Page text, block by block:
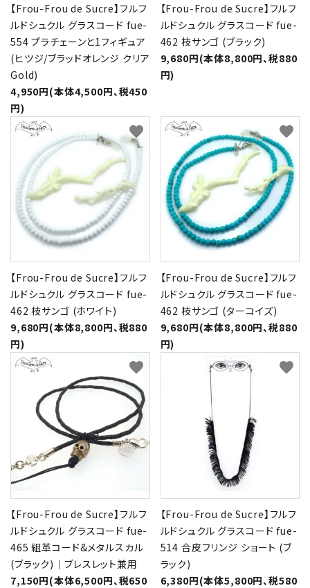
【Frou-Frou de Sucre】フルフ
ルドシュクル グラスコード fue-
554 プラチェーンと1フィギュア
(ヒツジ/ブラッドオレンジ クリア
Gold)
4,950円(本体4,500円、税450
円)
【Frou-Frou de Sucre】フルフ
ルドシュクル グラスコード fue-
462 枝サンゴ (ブラック)
9,680円(本体8,800円、税880
円)
【Frou-Frou de Sucre】フルフ
ルドシュクル グラスコード fue-
462 枝サンゴ (ホワイト)
9,680円(本体8,800円、税880
円)
favorite
【Frou-Frou de Sucre】フルフ
ルドシュクル グラスコード fue-
462 枝サンゴ (ターコイズ)
9,680円(本体8,800円、税880
円)
favorite
【Frou-Frou de Sucre】フルフ
ルドシュクル グラスコード fue-
465 組革コード&メタルスカル
(ブラック)｜ブレスレット兼用
7,150円(本体6,500円、税650
favorite
【Frou-Frou de Sucre】フルフ
ルドシュクル グラスコード fue-
514 合皮フリンジ ショート (ブ
ラック)
6,380円(本体5,800円、税580
favorite